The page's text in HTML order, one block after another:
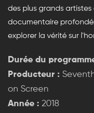
des plus grands
documentaire
explorer la vérité sur
Durée du
Producteur :
on Screen
Année : 2018